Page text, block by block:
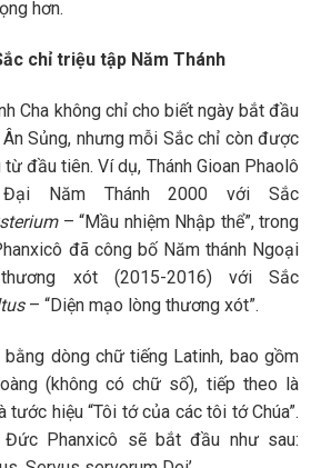
hơn.
chỉ triệu tập Năm Thánh
Cha không chỉ cho biết ngày bắt đầu
Sủng, nhưng mỗi Sắc chỉ còn được
đầu tiên. Ví dụ, Thánh Gioan Phaolô
Năm Thánh 2000 với Sắc
– “Mầu nhiệm Nhập thể”, trong
đã công bố Năm thánh Ngoại
xót (2015-2016) với Sắc
– “Diện mạo lòng thương xót”.
dòng chữ tiếng Latinh, bao gồm
(không có chữ số), tiếp theo là
tước hiệu “Tôi tớ của các tôi tớ Chúa”.
Phanxicô sẽ bắt đầu như sau: